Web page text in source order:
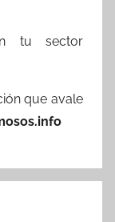
tu sector
que avale